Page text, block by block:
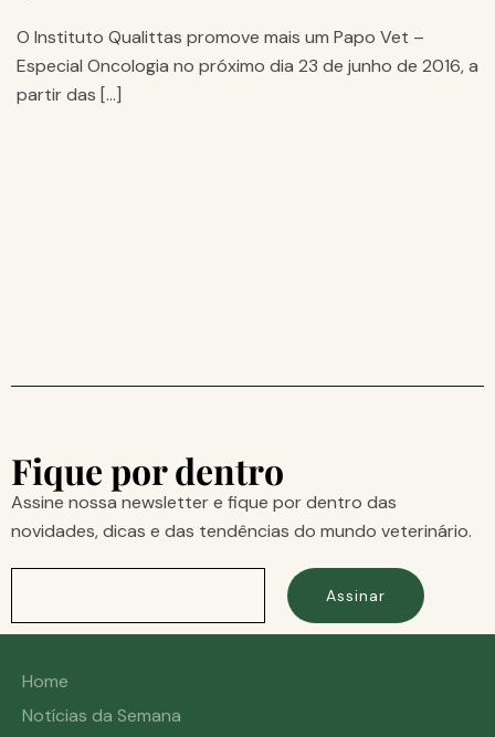
O Instituto Qualittas promove mais um Papo Vet –
Especial Oncologia no próximo dia 23 de junho de 2016, a
partir das […]
Fique por dentro
Assine nossa newsletter e fique por dentro das
novidades, dicas e das tendências do mundo veterinário.
Assinar
Home
Notícias da Semana